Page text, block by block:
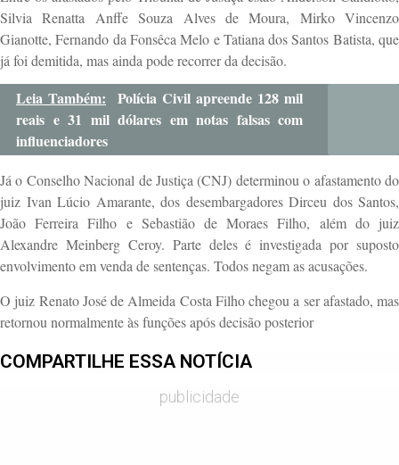
Silvia Renatta Anffe Souza Alves de Moura, Mirko Vincenzo
Gianotte,Fernando da Fonsêca Melo eTatiana dos Santos Batista, que
já foi demitida, mas ainda pode recorrer da decisão.
Leia Também:
Polícia Civil apreende 128 mil
reais e 31 mil dólares em notas falsas com
influenciadores
Já o Conselho Nacional de Justiça (CNJ) determinou o afastamento do
juiz Ivan Lúcio Amarante, dos desembargadores Dirceu dos Santos,
João Ferreira Filho e Sebastião de Moraes Filho, além do juiz
Alexandre Meinberg Ceroy. Parte deles é investigada por suposto
envolvimento em venda de sentenças. Todos negam as acusações.
O juiz Renato José de Almeida Costa Filhochegou a ser afastado, mas
retornou normalmente às funções após decisão posterior
COMPARTILHE ESSA NOTÍCIA
publicidade